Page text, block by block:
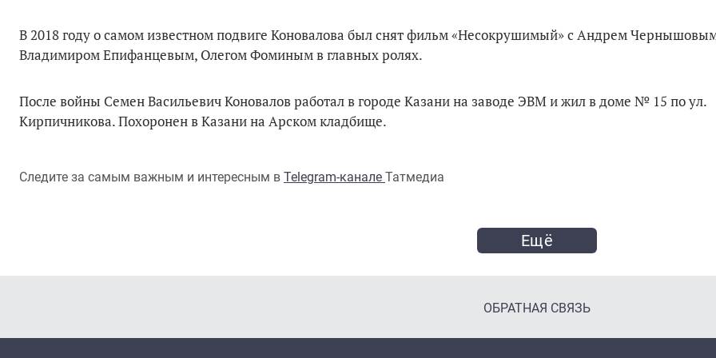
В 2018 году о самом известном подвиге Коновалова был снят фильм «Несокрушимый» с Андрем
Владимиром Епифанцевым, Олегом Фоминым в главных ролях.
После войны Семен Васильевич Коновалов работал в городе Казани на заводе ЭВМ и жил в доме № 15 по ул.
Кирпичникова. Похоронен в Казани на Арском кладбище.
Следите за самым важным и интересным в Telegram-канале Татмедиа
Ещё
ОБРАТНАЯ СВЯЗЬ